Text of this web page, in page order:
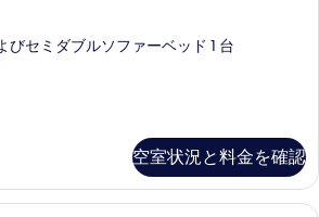
びセミダブルソファーベッド 1 台
空室状況と料金を確認